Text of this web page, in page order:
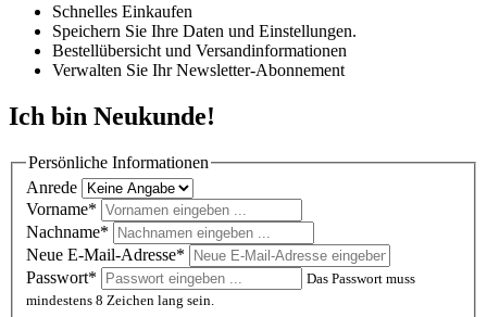
Schnelles Einkaufen
Speichern Sie Ihre Daten und Einstellungen.
Bestellübersicht und Versandinformationen
Verwalten Sie Ihr Newsletter-Abonnement
Ich bin Neukunde!
Persönliche Informationen
Anrede
Vorname*
Nachname*
Neue E-Mail-Adresse*
Passwort*
Das Passwort muss
mindestens 8 Zeichen lang sein.